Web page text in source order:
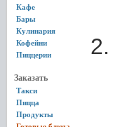
Кафе
Бары
Кулинария
Кофейни
Пиццерии
Заказать
Такси
Пицца
Продукты